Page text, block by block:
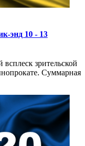
энд 10 - 13
зрительской
Суммарная